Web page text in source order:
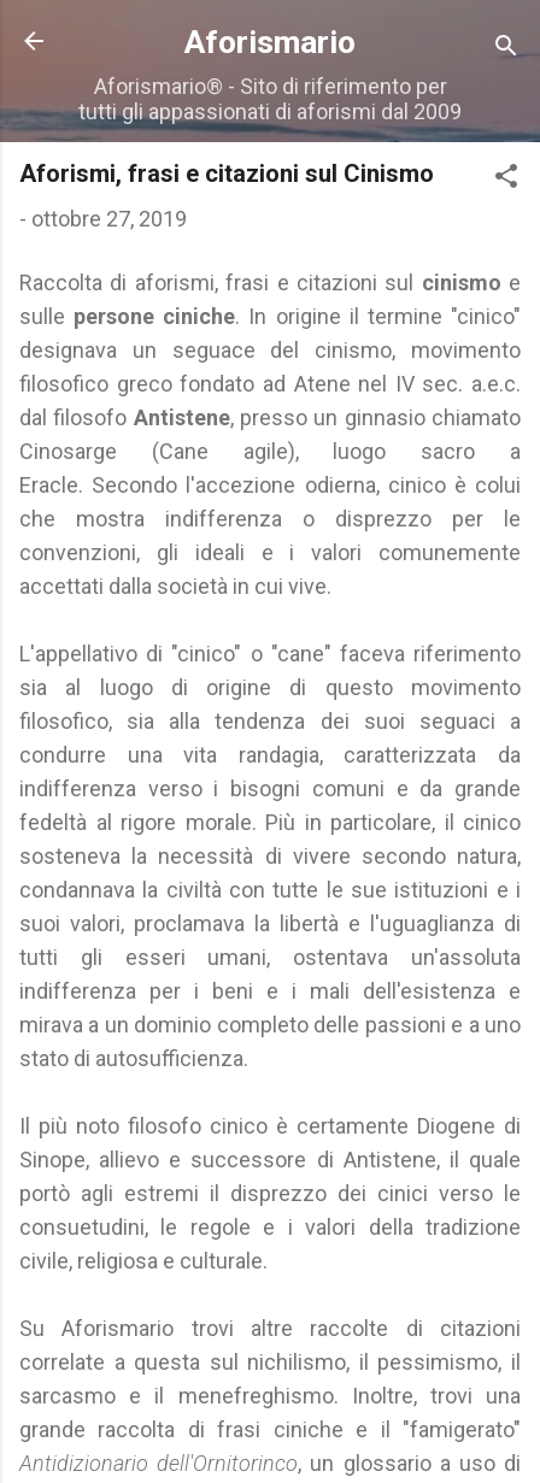
Passa ai contenuti principali
Aforismario
Aforismario® - Sito di riferimento per
tutti gli appassionati di aforismi dal 2009
Aforismi, frasi e citazioni sul Cinismo
- ottobre 27, 2019
Raccolta di aforismi, frasi e citazioni sul cinismo e
sulle persone ciniche. In origine il termine "cinico"
designava un seguace del cinismo, movimento
filosofico greco fondato ad Atene nel IV sec. a.e.c.
dal filosofo Antistene, presso un ginnasio chiamato
Cinosarge (Cane agile), luogo sacro a
Eracle. Secondo l'accezione odierna, cinico è colui
che mostra indifferenza o disprezzo per le
convenzioni, gli ideali e i valori comunemente
accettati dalla società in cui vive.
L'appellativo di "cinico" o "cane" faceva riferimento
sia al luogo di origine di questo movimento
filosofico, sia alla tendenza dei suoi seguaci a
condurre una vita randagia, caratterizzata da
indifferenza verso i bisogni comuni e da grande
fedeltà al rigore morale. Più in particolare, il cinico
sosteneva la necessità di vivere secondo natura,
condannava la civiltà con tutte le sue istituzioni e i
suoi valori, proclamava la libertà e l'uguaglianza di
tutti gli esseri umani, ostentava un'assoluta
indifferenza per i beni e i mali dell'esistenza e
mirava a un dominio completo delle passioni e a uno
stato di autosufficienza.
Il più noto filosofo cinico è certamente Diogene di
Sinope, allievo e successore di Antistene, il quale
portò agli estremi il disprezzo dei cinici verso le
consuetudini, le regole e i valori della tradizione
civile, religiosa e culturale.
Su Aforismario trovi altre raccolte di citazioni
correlate a questa sul nichilismo, il pessimismo, il
sarcasmo e il menefreghismo. Inoltre, trovi una
grande raccolta di frasi ciniche e il "famigerato"
Antidizionario dell'Ornitorinco, un glossario a uso di